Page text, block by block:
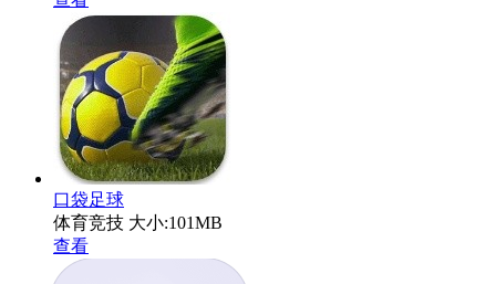
口袋足球
体育竞技 大小:101MB
查看